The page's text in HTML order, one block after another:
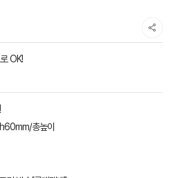
OK!
총높이